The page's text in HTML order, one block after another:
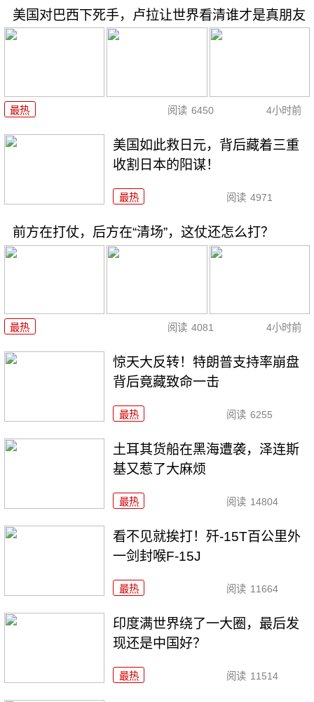
美国对巴西下死手，卢拉让世界看清谁才是真朋友
最热 阅读 6450 4小时前
美国如此救日元，背后藏着三重
收割日本的阳谋！
最热 阅读 4971
前方在打仗，后方在“清场”，这仗还怎么打？
最热 阅读 4081 4小时前
惊天大反转！特朗普支持率崩盘
背后竟藏致命一击
最热 阅读 6255
土耳其货船在黑海遭袭，泽连斯
基又惹了大麻烦
最热 阅读 14804
看不见就挨打！歼-15T百公里外
一剑封喉F-15J
最热 阅读 11664
印度满世界绕了一大圈，最后发
现还是中国好？
最热 阅读 11514